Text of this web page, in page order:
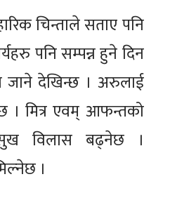
चिन्ताले सताए पनि
पनि सम्पन्न हुने दिन
जाने देखिन्छ । अरुलाई
। मित्र एवम् आफन्तको
विलास बढ्नेछ ।
।